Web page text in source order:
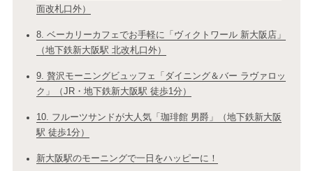
面改札口外）
8. ベーカリーカフェでお手軽に「ヴィクトワール 新大阪店」
（地下鉄新大阪駅 北改札口外）
9. 贅沢モーニングビュッフェ「ダイニング＆バー ラヴァロッ
ク」（JR・地下鉄新大阪駅 徒歩1分）
10. フルーツサンドが大人気「珈琲館 男爵」（地下鉄新大阪
駅 徒歩1分）
新大阪駅のモーニングで一日をハッピーに！